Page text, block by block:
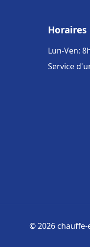
Horaires
Lun-Ven:
Service
© 2026 chauffe-